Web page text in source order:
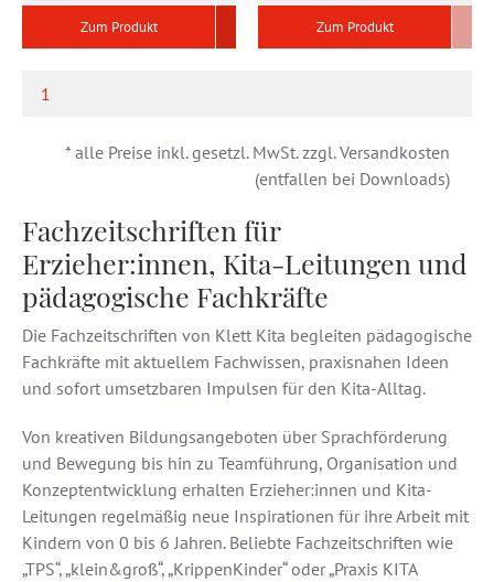
Zum Produkt Zum Produkt
1(current)
* alle Preise inkl. gesetzl. MwSt. zzgl. Versandkosten
(entfallen bei Downloads)
Fachzeitschriften für
Erzieher:innen, Kita-Leitungen und
pädagogische Fachkräfte
Die Fachzeitschriften von Klett Kita begleiten pädagogische
Fachkräfte mit aktuellem Fachwissen, praxisnahen Ideen
und sofort umsetzbaren Impulsen für den Kita-Alltag.
Von kreativen Bildungsangeboten über Sprachförderung
und Bewegung bis hin zu Teamführung, Organisation und
Konzeptentwicklung erhalten Erzieher:innen und Kita-
Leitungen regelmäßig neue Inspirationen für ihre Arbeit mit
Kindern von 0 bis 6 Jahren. Beliebte Fachzeitschriften wie
„TPS“, „klein&groß“, „KrippenKinder“ oder „Praxis KITA